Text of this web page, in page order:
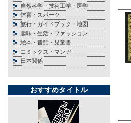
自然科学・技術工学・医学
体育・スポーツ
旅行・ガイドブック・地図
趣味・生活・ファッション
絵本・昔話・児童書
コミックス・マンガ
日本関係
おすすめタイトル